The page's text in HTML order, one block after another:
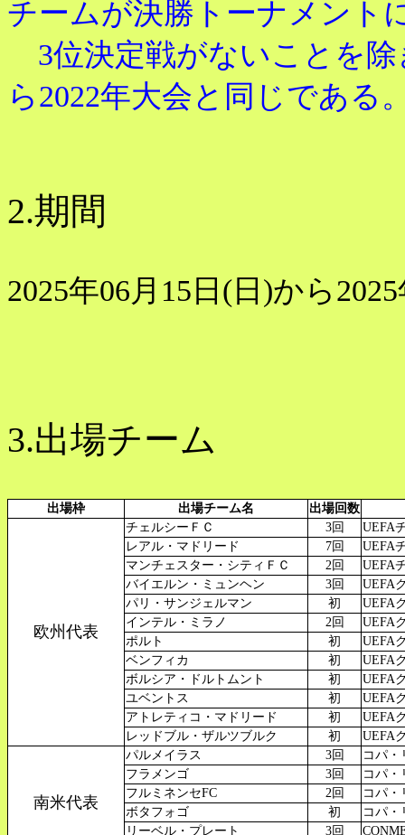
チームが決勝トーナメント
3位決定戦がないことを除
ら2022年大会と同じである
2.期間
2025年06月15日(日)から
3.出場チーム
出場枠 出場チーム名 出場回数
欧州代表
チェルシーＦＣ 3回
UEFA
レアル・マドリード
7回
UEFA
マンチェスター・シティＦＣ
2回
UEFA
バイエルン・ミュンヘン
3回
UEFA
パリ・サンジェルマン
初
UEFA
インテル・ミラノ
2回
UEFA
ポルト
初
UEFA
ベンフィカ
初
UEFA
ボルシア・ドルトムント
初
UEFA
ユベントス
初
UEFA
アトレティコ・マドリード
初
UEFA
レッドブル・ザルツブルク
初 UEFA
南米代表
パルメイラス 3回
コパ・
フラメンゴ
3回
コパ・
フルミネンセFC
2回
コパ・
ボタフォゴ
初
コパ・
リーベル・プレート
3回